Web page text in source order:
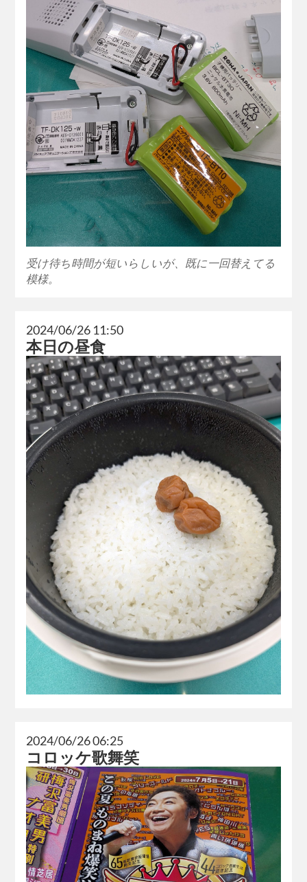
受け待ち時間が短いらしいが、既に一回替えてる
模様。
2024/06/26 11:50
本日の昼食
2024/06/26 06:25
コロッケ歌舞笑